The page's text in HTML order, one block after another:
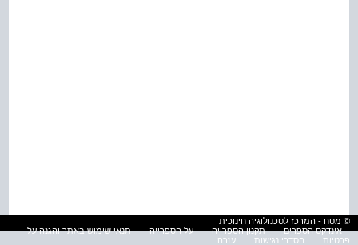
© מטח - המרכז לטכנולוגיה חינוכית
אינדקס הספרים
תקנון הספרייה על הספרייה
תנאי שימוש באתר והגנה על
פרטיות
הסדרי נגישות עזרה